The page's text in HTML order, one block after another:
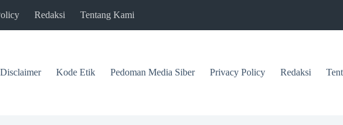
Redaksi Tentang Kami
Disclaimer Kode Etik Pedoman Media Siber Privacy Policy Redaksi